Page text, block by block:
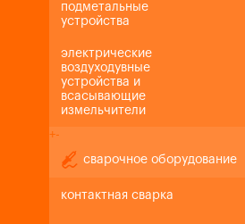
подметальные
устройства
электрические
воздуходувные
устройства и
всасывающие
измельчители
+-
сварочное оборудование
контактная сварка